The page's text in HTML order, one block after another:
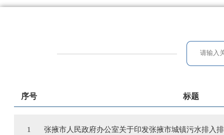
序号 标题
1 张掖市人民政府办公室关于印发张掖市城镇污水排入